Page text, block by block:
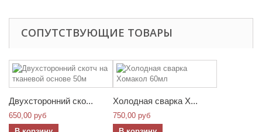
СОПУТСТВУЮЩИЕ ТОВАРЫ
Двухсторонний ско...
650,00 руб
Холодная сварка Х...
750,00 руб